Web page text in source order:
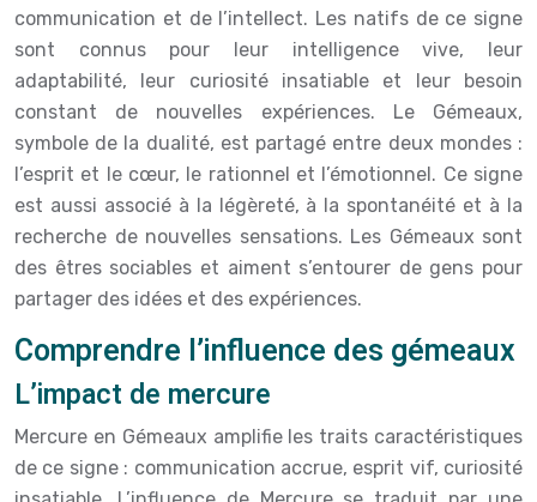
communication et de l’intellect. Les natifs de ce signe
sont connus pour leur intelligence vive, leur
adaptabilité, leur curiosité insatiable et leur besoin
constant de nouvelles expériences. Le Gémeaux,
symbole de la dualité, est partagé entre deux mondes :
l’esprit et le cœur, le rationnel et l’émotionnel. Ce signe
est aussi associé à la légèreté, à la spontanéité et à la
recherche de nouvelles sensations. Les Gémeaux sont
des êtres sociables et aiment s’entourer de gens pour
partager des idées et des expériences.
Comprendre l’influence des gémeaux
L’impact de mercure
Mercure en Gémeaux amplifie les traits caractéristiques
de ce signe : communication accrue, esprit vif, curiosité